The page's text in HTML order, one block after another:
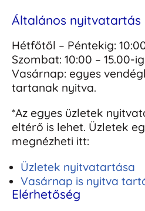
Általános nyitvatartás
Hétfőtől – Péntekig:
Szombat: 10:00 – 15.00-ig
Vasárnap: egyes
tartanak nyitva.
*Az egyes üzletek
eltérő is lehet. Üzletek
megnézheti itt:
Üzletek nyitvatartása
Vasárnap is nyitva
Elérhetőség